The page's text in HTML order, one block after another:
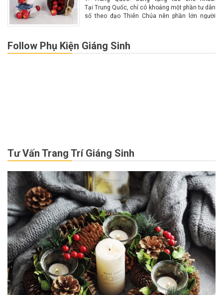
Tại Trung Quốc, chỉ có khoảng một phần tư dân
số theo đạo Thiên Chúa nên phần lớn người
Follow Phụ Kiện Giáng Sinh
Tư Vấn Trang Trí Giáng Sinh